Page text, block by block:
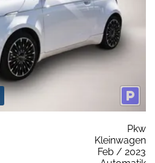
Pkw
Kleinwagen
Feb / 2023